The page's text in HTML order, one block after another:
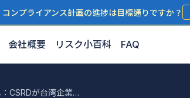
プライアンス計画の進捗は目標通りですか？
会社概要 リスク小百科 FAQ
義務から機会へ：CSRDが台湾企業のERMリスク管理フレームワークを再構築する